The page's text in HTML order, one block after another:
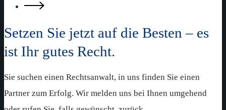
Setzen Sie jetzt auf die Besten – es
ist Ihr gutes Recht.
Sie suchen einen Rechtsanwalt, in uns finden Sie einen
Partner zum Erfolg. Wir melden uns bei Ihnen umgehend